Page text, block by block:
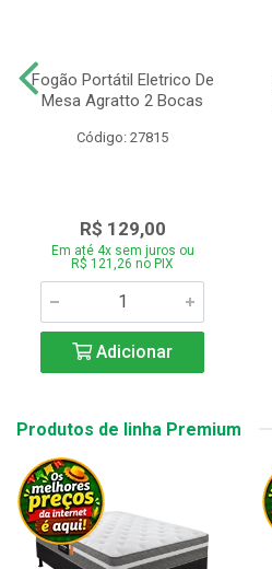
Fogão Portátil Eletrico De
Mesa Agratto 2 Bocas
Código: 27815
R$ 129,00
Em até 4x sem juros ou
R$ 121,26 no PIX
Adicionar
Produtos de linha Premium